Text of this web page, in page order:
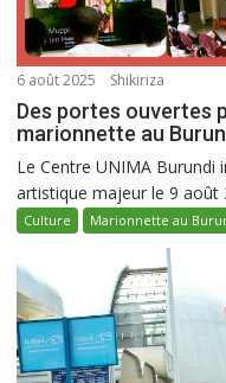
6 août 2025 Shikiriza
Des portes ouvertes
marionnette au
Le Centre UNIMA Burundi
artistique majeur le 9 août
Culture Marionnette au